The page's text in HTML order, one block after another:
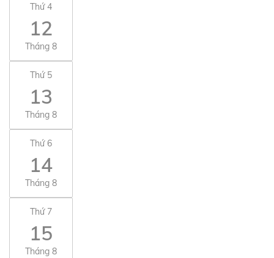
Thứ 4
12
Tháng 8
Thứ 5
13
Tháng 8
Thứ 6
14
Tháng 8
Thứ 7
15
Tháng 8